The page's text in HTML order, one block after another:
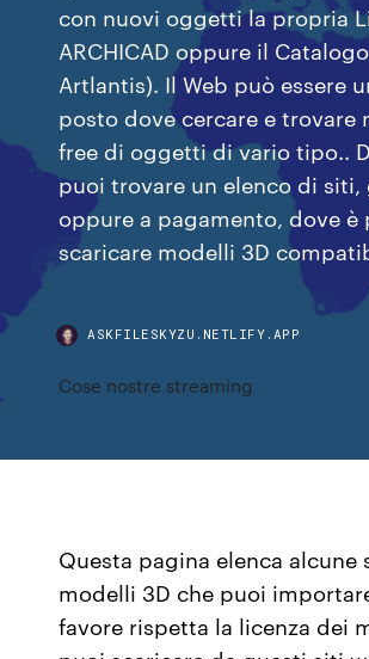
con nuovi oggetti la propria
ARCHICAD oppure il
Artlantis). Il Web può essere
posto dove cercare e trovare
free di oggetti di vario tipo..
puoi trovare un elenco di
oppure a pagamento, dove è
scaricare modelli 3D
ASKFILESKYZU.NETLIFY.APP
Cose nostre streaming
Questa pagina elenca alcune
modelli 3D che puoi
favore rispetta la licenza dei